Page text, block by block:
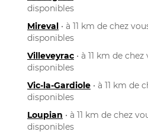
disponibles
Mireval • à 11 km de chez
disponibles
Villeveyrac • à 11 km de
disponibles
Vic-la-Gardiole • à 11 km de
disponibles
Loupian • à 11 km de chez
disponibles